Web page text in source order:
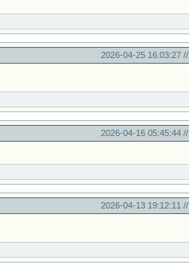
2026-04-25 16:03:27 //
2026-04-16 05:45:44 //
2026-04-13 19:12:11 //